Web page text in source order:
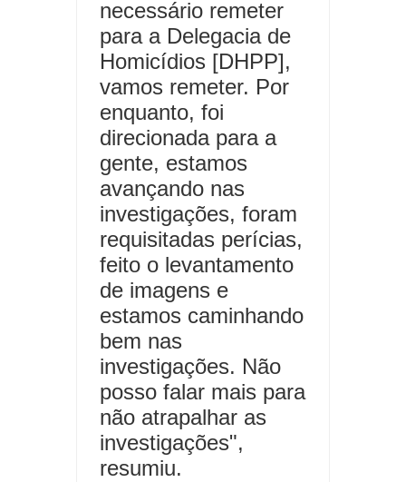
necessário remeter
para a Delegacia de
Homicídios [DHPP],
vamos remeter. Por
enquanto, foi
direcionada para a
gente, estamos
avançando nas
investigações, foram
requisitadas perícias,
feito o levantamento
de imagens e
estamos caminhando
bem nas
investigações. Não
posso falar mais para
não atrapalhar as
investigações",
resumiu.